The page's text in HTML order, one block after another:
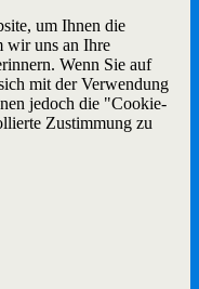
um Ihnen die
wir uns an Ihre
Wenn Sie auf
mit der Verwendung
jedoch die "Cookie-
Zustimmung zu